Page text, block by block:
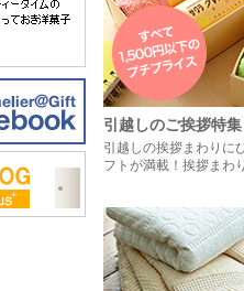
引越しのご挨拶特集
引越しの挨拶まわりに
フトが満載！挨拶まわ